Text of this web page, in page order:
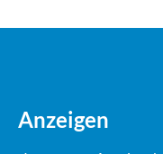
Anzeigen